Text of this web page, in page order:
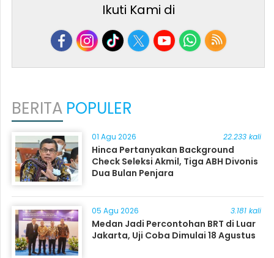
Ikuti Kami di
BERITA POPULER
01 Agu 2026 22.233 kali
Hinca Pertanyakan Background
Check Seleksi Akmil, Tiga ABH Divonis
Dua Bulan Penjara
05 Agu 2026 3.181 kali
Medan Jadi Percontohan BRT di Luar
Jakarta, Uji Coba Dimulai 18 Agustus